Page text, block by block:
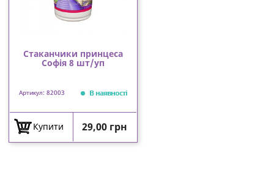
Стаканчики принцеса
Софія 8 шт/уп
Артикул: 82003 В наявності
Купити Ціна
29,00 грн